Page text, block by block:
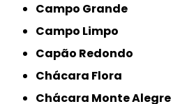
Campo Grande
Campo Limpo
Capão Redondo
Chácara Flora
Chácara Monte Alegre